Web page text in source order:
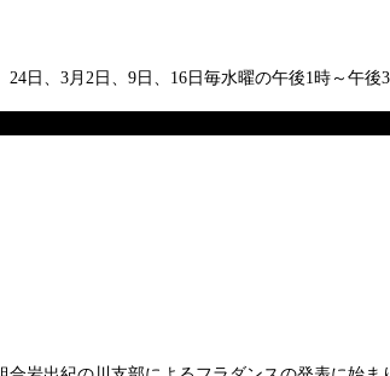
日、3月2日、9日、16日毎水曜の午後1時～午後